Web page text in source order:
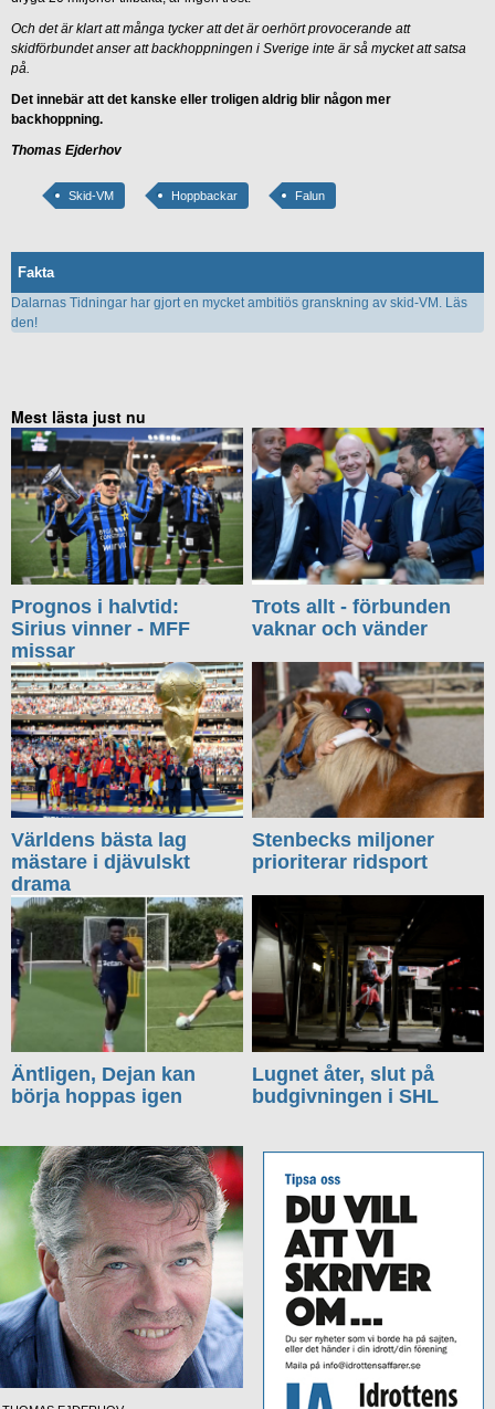
Och det är klart att många tycker att det är oerhört provocerande att
skidförbundet anser att backhoppningen i Sverige inte är så mycket att satsa
på.
Det innebär att det kanske eller troligen aldrig blir någon mer
backhoppning.
Thomas Ejderhov
Skid-VM Hoppbackar Falun
Fakta
Dalarnas Tidningar har gjort en mycket ambitiös granskning av skid-VM. Läs
den!
Mest lästa just nu
Prognos i halvtid:
Sirius vinner - MFF
missar
Trots allt - förbunden
vaknar och vänder
Världens bästa lag
mästare i djävulskt
drama
Stenbecks miljoner
prioriterar ridsport
Äntligen, Dejan kan
börja hoppas igen
Lugnet åter, slut på
budgivningen i SHL